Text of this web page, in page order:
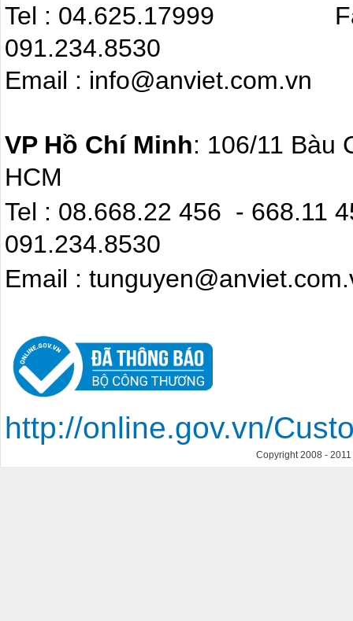
Tel : 04.625.17999
091.234.8530
Email :
VP Hồ Chí Minh: 106/11 Bàu
HCM
Tel : 08.668.22
091.234.8530
Email :
http://online.gov.vn/
Copyright 2008 - 2011